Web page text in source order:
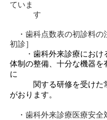
歯科助手 採用情報
臨床研修医 採用情報
歯科医師採用情報
歯科医師臨床研修（管理型）
ていま
す
・歯科点数表の初診料の
初診］
・ 歯科外来診療におけ
体制の整備、十分な機器を
に
関する研修を受けた常
がおります。
・歯科外来診療医療安全